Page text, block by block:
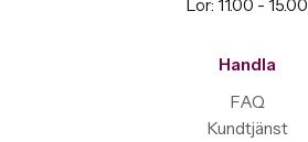
Lör: 11.00 - 15.00
Handla
FAQ
Kundtjänst